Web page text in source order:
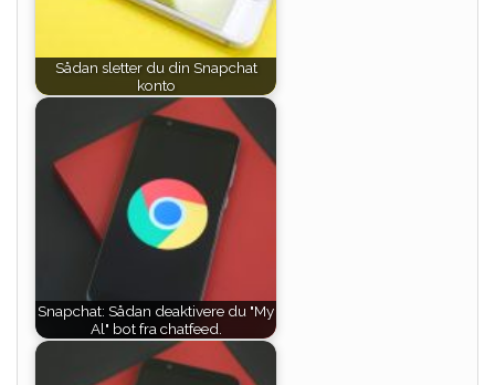
Sådan sletter du din Snapchat
konto
Snapchat: Sådan deaktivere du "My
Al" bot fra chatfeed.